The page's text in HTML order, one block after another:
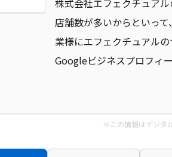
株式会社エフェクチュア
店舗数が多いからといっ
業様にエフェクチュアル
Googleビジネスプロフィ
※この情報はデジタ